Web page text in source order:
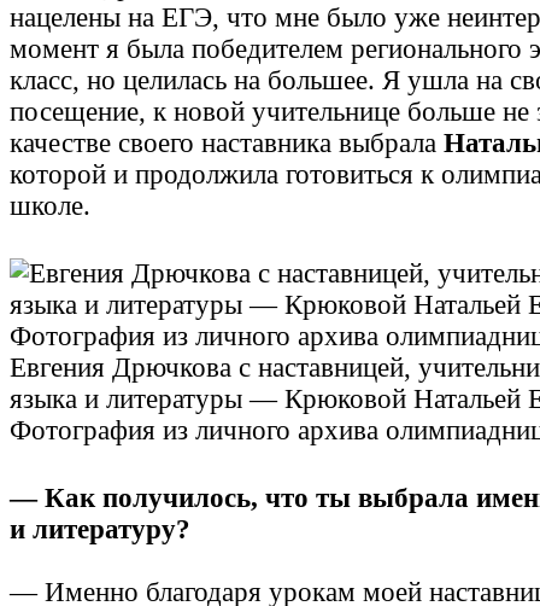
нацелены на ЕГЭ, что мне было уже
момент я была победителем
класс, но целилась на большее. Я ушла на
посещение, к новой учительнице больше не
качестве своего наставника выбрала
которой и продолжила готовиться к
школе.
Евгения Дрючкова с наставницей,
языка и литературы — Крюковой Натальей
Фотография из личного архива
— Как получилось, что ты выбрала
и литературу?
— Именно благодаря урокам моей